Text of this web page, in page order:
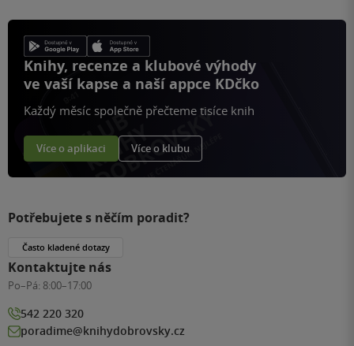
Knihy, recenze a klubové výhody
ve vaší kapse a naší appce KDčko
Každý měsíc společně přečteme tisíce knih
Více o aplikaci Více o klubu
Potřebujete s něčím poradit?
Často kladené dotazy
Kontaktujte nás
Po–Pá: 8:00–17:00
542 220 320
poradime@knihydobrovsky.cz